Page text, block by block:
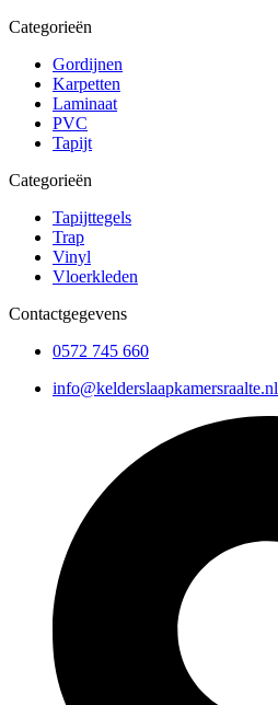
Categorieën
Gordijnen
Karpetten
Laminaat
PVC
Tapijt
Categorieën
Tapijttegels
Trap
Vinyl
Vloerkleden
Contactgegevens
0572 745 660
info@kelderslaapkamersraalte.nl